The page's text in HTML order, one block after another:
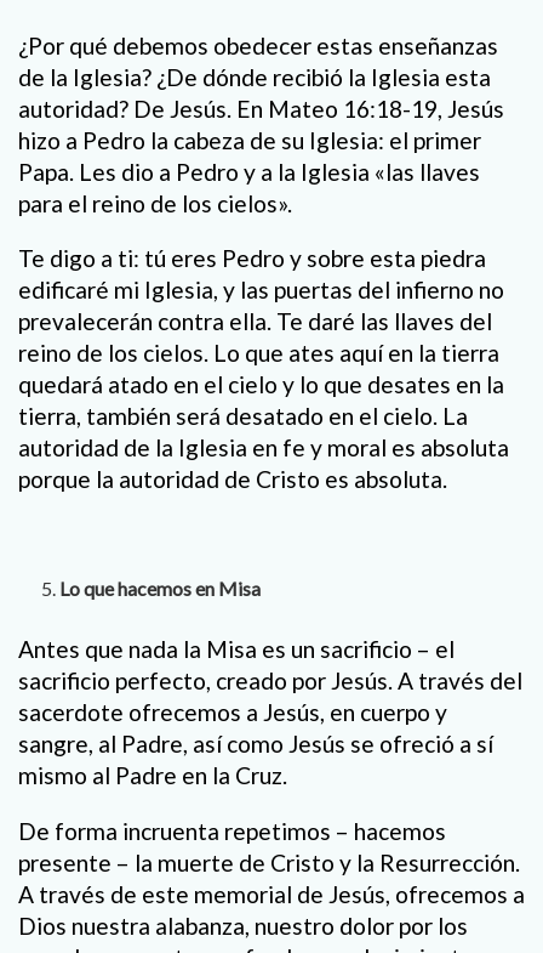
¿Por qué debemos obedecer estas enseñanzas
de la Iglesia? ¿De dónde recibió la Iglesia esta
autoridad? De Jesús. En Mateo 16:18-19, Jesús
hizo a Pedro la cabeza de su Iglesia: el primer
Papa. Les dio a Pedro y a la Iglesia «las llaves
para el reino de los cielos».
Te digo a ti: tú eres Pedro y sobre esta piedra
edificaré mi Iglesia, y las puertas del infierno no
prevalecerán contra ella. Te daré las llaves del
reino de los cielos. Lo que ates aquí en la tierra
quedará atado en el cielo y lo que desates en la
tierra, también será desatado en el cielo. La
autoridad de la Iglesia en fe y moral es absoluta
porque la autoridad de Cristo es absoluta.
Lo que hacemos en Misa
Antes que nada la Misa es un sacrificio – el
sacrificio perfecto, creado por Jesús. A través del
sacerdote ofrecemos a Jesús, en cuerpo y
sangre, al Padre, así como Jesús se ofreció a sí
mismo al Padre en la Cruz.
De forma incruenta repetimos – hacemos
presente – la muerte de Cristo y la Resurrección.
A través de este memorial de Jesús, ofrecemos a
Dios nuestra alabanza, nuestro dolor por los